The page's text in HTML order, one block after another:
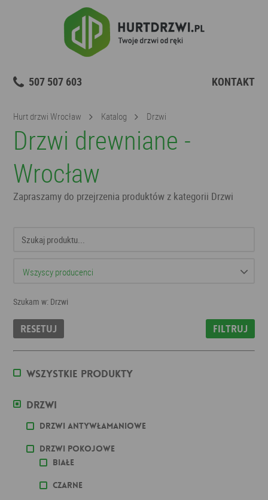
507 507 603 KONTAKT
Hurt drzwi Wrocław Katalog Drzwi
Drzwi drewniane -
Wrocław
Zapraszamy do przejrzenia produktów z kategorii Drzwi
Szukam w: Drzwi
Resetuj Filtruj
Wszystkie produkty
Drzwi
Drzwi antywłamaniowe
Drzwi pokojowe
Białe
Czarne